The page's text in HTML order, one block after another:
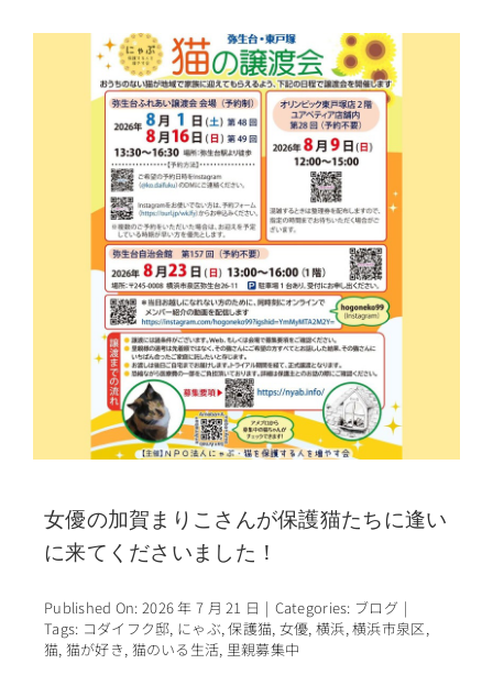
女優の加賀まりこさんが保護猫たちに逢い
に来てくださいました！
Published On: 2026 年 7 月 21 日 | Categories: ブログ |
Tags: コダイフク邸, にゃぶ,保護猫, 女優,横浜,横浜市泉区,
猫, 猫が好き, 猫のいる生活, 里親募集中